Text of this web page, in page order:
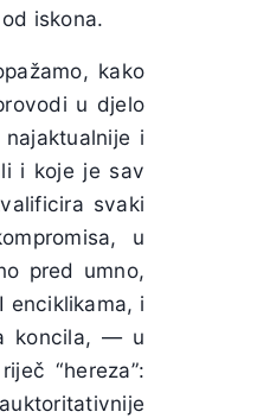
iskona.
kako
u djelo
i
i koje je sav
svaki
u
pred umno,
enciklikama, i
koncila, — u
“hereza”: